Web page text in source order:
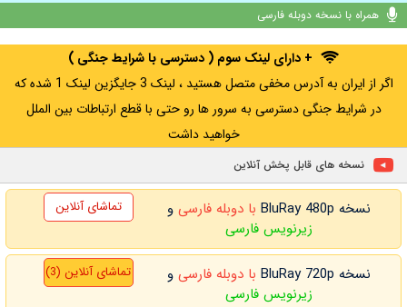
همراه با نسخه دوبله فارسی
+ دارای لینک سوم ( دسترسی با شرایط جنگی )
اگر از ایران به آدرس مخفی متصل هستید ، لینک 3 جایگزین لینک 1 شده که
در شرایط جنگی دسترسی به سرور ها رو حتی با قطع ارتباطات بین الملل
خواهید داشت
نسخه های قابل پخش آنلاین
نسخه BluRay 480p با دوبله فارسیو
زیرنویس فارسی
تماشای آنلاین
نسخه BluRay 720p با دوبله فارسیو
زیرنویس فارسی
تماشای آنلاین (3)